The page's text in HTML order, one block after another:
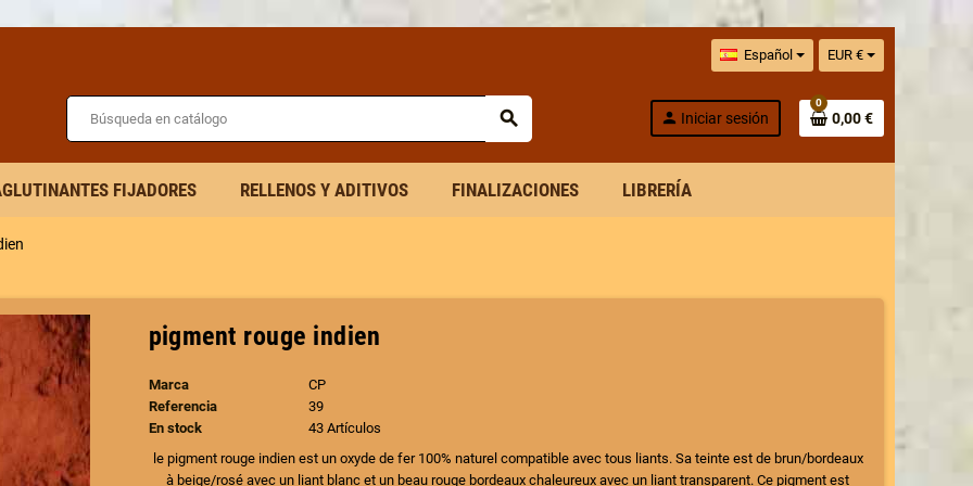
Español EUR €
search person Iniciar sesión
0
0,00 €
FIJADORES RELLENOS Y ADITIVOS FINALIZACIONES LIBRERÍA
pigment rouge indien
Marca
CP
Referencia
39
En stock
43 Artículos
le pigment rouge indien est un oxyde de fer 100% naturel compatible avec tous liants. Sa teinte est de brun/bordeaux
à beige/rosé avec un liant blanc et un beau rouge bordeaux chaleureux avec un liant transparent. Ce pigment est